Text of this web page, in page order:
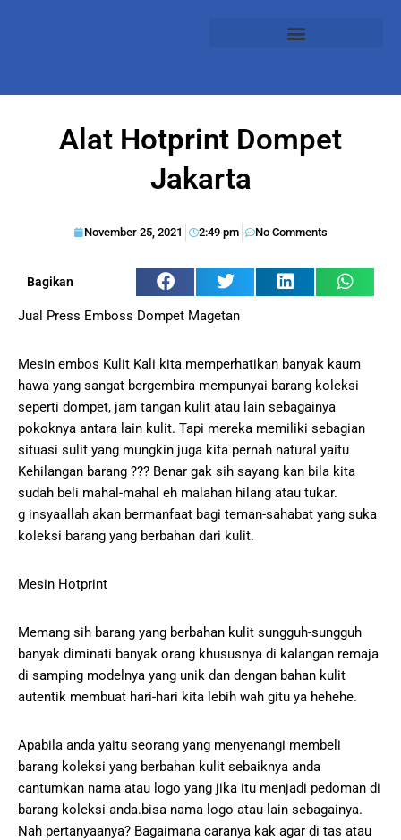
Alat Hotprint Dompet
Jakarta
November 25, 2021 2:49 pm No Comments
Bagikan
Jual Press Emboss Dompet Magetan
Mesin embos Kulit Kali kita memperhatikan banyak kaum
hawa yang sangat bergembira mempunyai barang koleksi
seperti dompet, jam tangan kulit atau lain sebagainya
pokoknya antara lain kulit. Tapi mereka memiliki sebagian
situasi sulit yang mungkin juga kita pernah natural yaitu
Kehilangan barang ??? Benar gak sih sayang kan bila kita
sudah beli mahal-mahal eh malahan hilang atau tukar.
g insyaallah akan bermanfaat bagi teman-sahabat yang suka
koleksi barang yang berbahan dari kulit.
Mesin Hotprint
Memang sih barang yang berbahan kulit sungguh-sungguh
banyak diminati banyak orang khususnya di kalangan remaja
di samping modelnya yang unik dan dengan bahan kulit
autentik membuat hari-hari kita lebih wah gitu ya hehehe.
Apabila anda yaitu seorang yang menyenangi membeli
barang koleksi yang berbahan kulit sebaiknya anda
cantumkan nama atau logo yang jika itu menjadi pedoman di
barang koleksi anda.bisa nama logo atau lain sebagainya.
Nah pertanyaanya? Bagaimana caranya kak agar di tas atau